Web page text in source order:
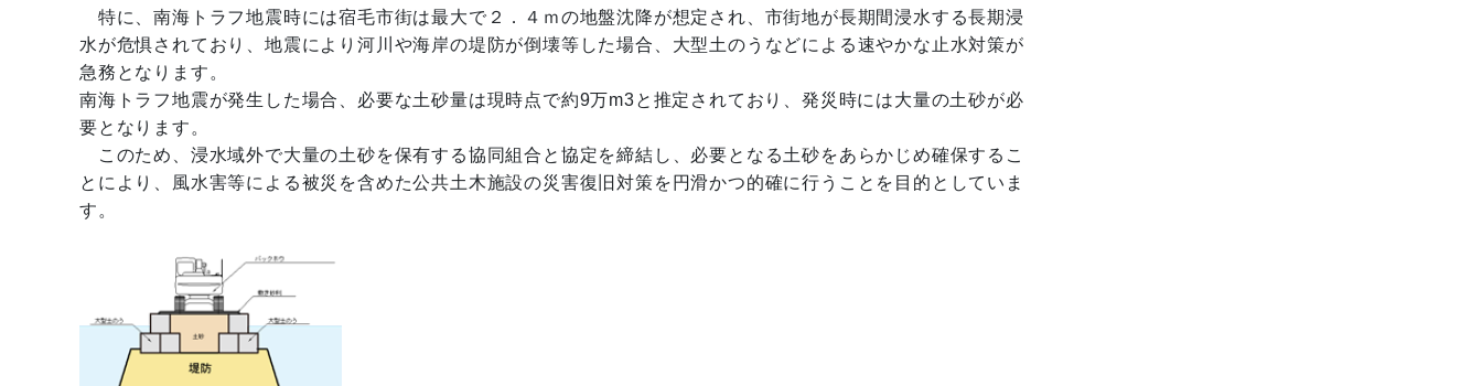
特に、南海トラフ地震時には宿毛市街は最大で２．４ｍの地盤沈降が想定され、市街地が長期間浸水する長期浸
水が危惧されており、地震により河川や海岸の堤防が倒壊等した場合、大型土のうなどによる速やかな止水対策が
急務となります。
南海トラフ地震が発生した場合、必要な土砂量は現時点で約9万m3と推定されており、発災時には大量の土砂が必
要となります。
このため、浸水域外で大量の土砂を保有する協同組合と協定を締結し、必要となる土砂をあらかじめ確保するこ
とにより、風水害等による被災を含めた公共土木施設の災害復旧対策を円滑かつ的確に行うことを目的としていま
す。